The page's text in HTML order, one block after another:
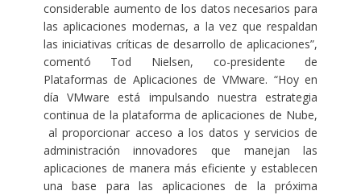
considerable aumento de los datos necesarios para
las aplicaciones modernas, a la vez que respaldan
las iniciativas críticas de desarrollo de aplicaciones”,
comentó Tod Nielsen, co-presidente de
Plataformas de Aplicaciones de VMware. “Hoy en
día VMware está impulsando nuestra estrategia
continua de la plataforma de aplicaciones de Nube,
al proporcionar acceso a los datos y servicios de
administración innovadores que manejan las
aplicaciones de manera más eficiente y establecen
una base para las aplicaciones de la próxima